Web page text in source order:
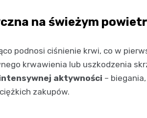
na świeżym
podnosi ciśnienie krwi, co w
krwawienia lub uszkodzenia
aktywności –
zakupów.